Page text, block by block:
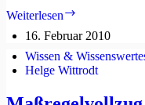
Weiterlesen
Borderline-
Patienten
16. Februar 2010
Wissen &
Helge Wittrodt